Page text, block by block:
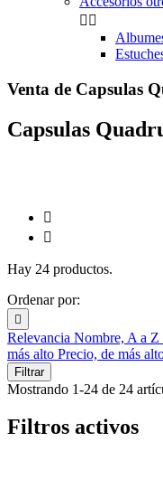
 
Venta de Capsulas
Capsulas


Hay 24 productos.
Ordenar por:

Relevancia Nombre, A a Z
más alto Precio, de más
Filtrar
Mostrando 1-24 de 24
Filtros activos